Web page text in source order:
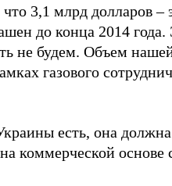
3,1 млрд долларов –
до конца 2014
не будем. Объем
газового
есть, она
коммерческой основе